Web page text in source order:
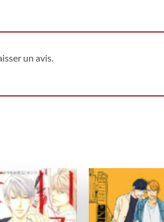
un avis.
Ajouter
à la
wishlist